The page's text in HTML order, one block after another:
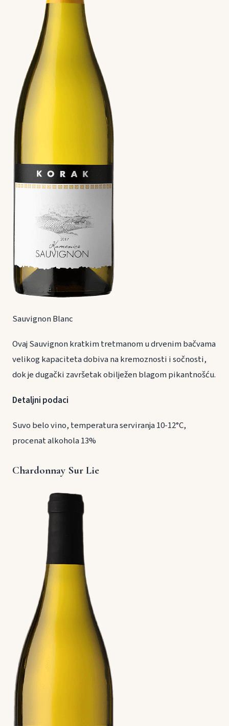
Sauvignon Blanc
Ovaj Sauvignon kratkim tretmanom u drvenim bačvama
velikog kapaciteta dobiva na kremoznosti i sočnosti,
dok je dugački završetak obilježen blagom pikantnošću.
Detaljni podaci
Suvo belo vino, temperatura serviranja 10-12°C,
procenat alkohola 13%
Chardonnay Sur Lie